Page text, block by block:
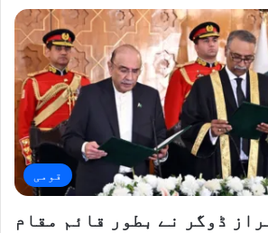
قومی
ڈوگر نے بطور قائم مقام